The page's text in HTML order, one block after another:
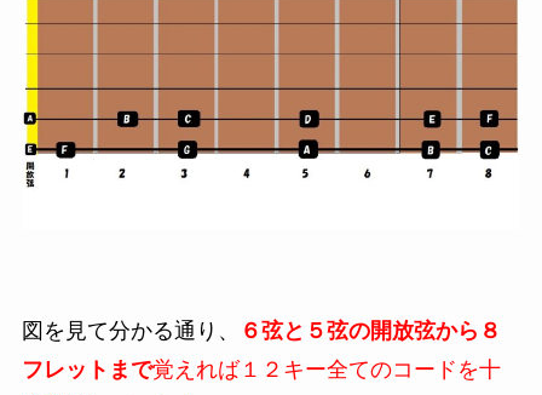
図を見て分かる通り、
６弦と５弦の開放弦から８
フレットまで覚えれば１２キー全てのコードを十